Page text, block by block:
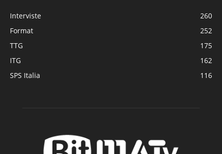
Interviste
260
Format
252
TTG
175
ITG
162
SPS Italia
116